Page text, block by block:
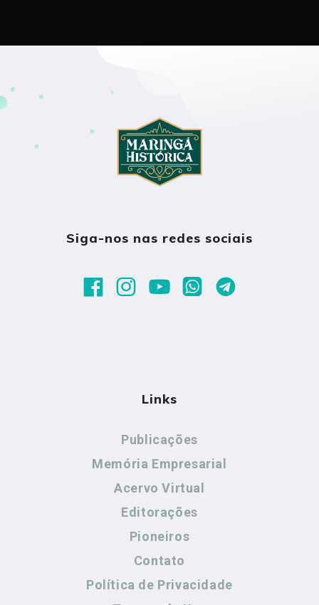
Siga-nos nas redes sociais
Links
Publicações
Memória Empresarial
Acervo Virtual
Editorações
Pioneiros
Contato
Política de Privacidade